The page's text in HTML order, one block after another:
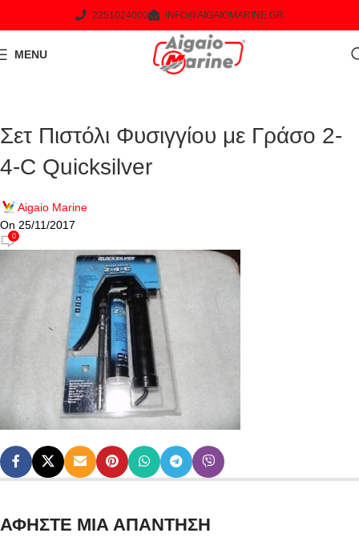
2251024000 INFO@AIGAIOMARINE.GR
MENU
Σετ Πιστόλι Φυσιγγίου με Γράσο 2-
4-C Quicksilver
Aigaio Marine
On 25/11/2017
0
ΑΦΉΣΤΕ ΜΙΑ ΑΠΆΝΤΗΣΗ